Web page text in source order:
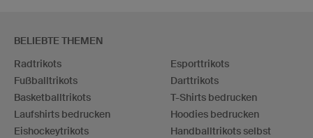
BELIEBTE THEMEN
Radtrikots
Fußballtrikots
Basketballtrikots
Laufshirts bedrucken
Eishockeytrikots
Esporttrikots
Darttrikots
T-Shirts bedrucken
Hoodies bedrucken
Handballtrikots selbst